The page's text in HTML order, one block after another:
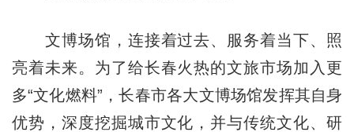
文博场馆，连接着过去、服务着当下、照
亮着未来。为了给长春火热的文旅市场加入更
多“文化燃料”，长春市各大文博场馆发挥其自身
优势，深度挖掘城市文化，并与传统文化、研